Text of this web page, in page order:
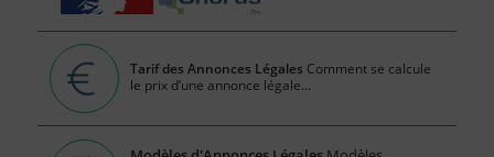
Tarif des Annonces Légales Comment se calcule
le prix d’une annonce légale...